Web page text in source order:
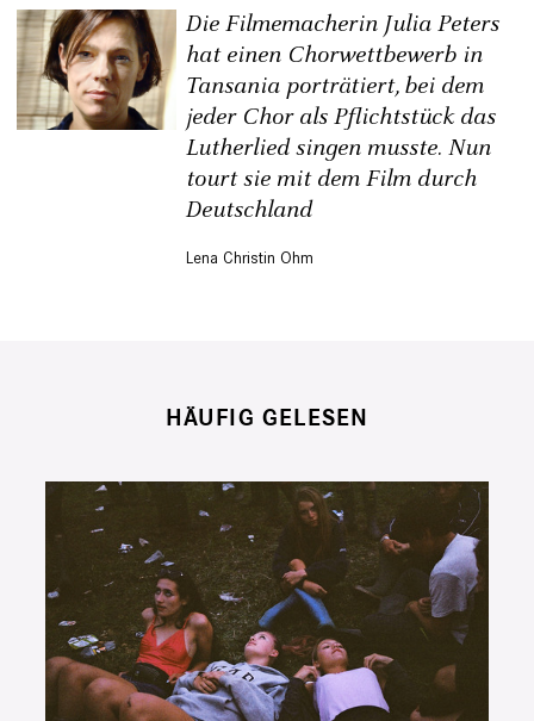
Die Filmemacherin Julia Peters
hat einen Chorwettbewerb in
Tansania porträtiert, bei dem
jeder Chor als Pflichtstück das
Lutherlied singen musste. Nun
tourt sie mit dem Film durch
Deutschland
Lena Christin Ohm
HÄUFIG GELESEN